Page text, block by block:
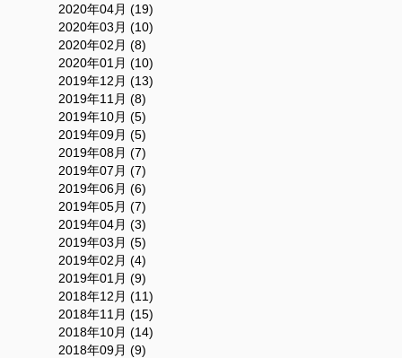
2020年04月 (19)
2020年03月 (10)
2020年02月 (8)
2020年01月 (10)
2019年12月 (13)
2019年11月 (8)
2019年10月 (5)
2019年09月 (5)
2019年08月 (7)
2019年07月 (7)
2019年06月 (6)
2019年05月 (7)
2019年04月 (3)
2019年03月 (5)
2019年02月 (4)
2019年01月 (9)
2018年12月 (11)
2018年11月 (15)
2018年10月 (14)
2018年09月 (9)